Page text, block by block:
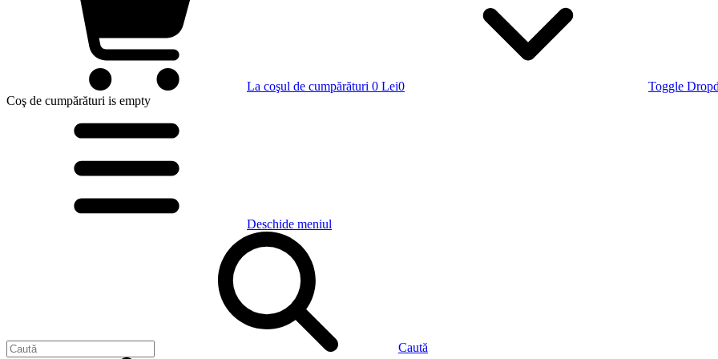
La coşul de cumpărături 0 Lei0
Toggle
Coş de cumpărături is empty
Deschide meniul
Caută